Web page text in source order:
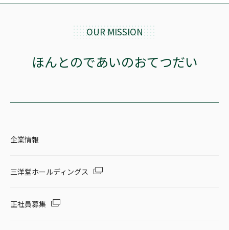
OUR MISSION
ほんとのであいのおてつだい
企業情報
三洋堂ホールディングス
正社員募集